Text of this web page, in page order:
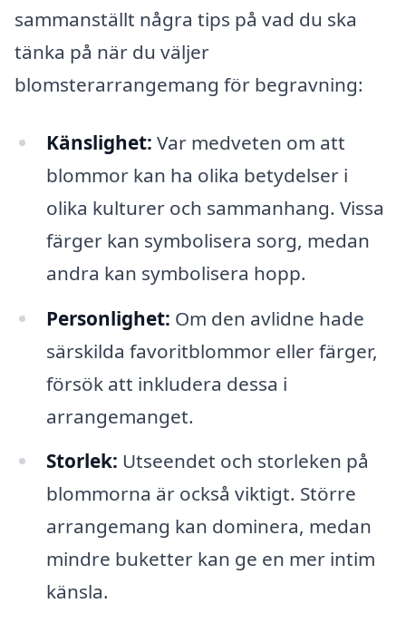
sammanställt några tips på vad du ska
tänka på när du väljer
blomsterarrangemang för begravning:
Känslighet: Var medveten om att
blommor kan ha olika betydelser i
olika kulturer och sammanhang. Vissa
färger kan symbolisera sorg, medan
andra kan symbolisera hopp.
Personlighet: Om den avlidne hade
särskilda favoritblommor eller färger,
försök att inkludera dessa i
arrangemanget.
Storlek: Utseendet och storleken på
blommorna är också viktigt. Större
arrangemang kan dominera, medan
mindre buketter kan ge en mer intim
känsla.